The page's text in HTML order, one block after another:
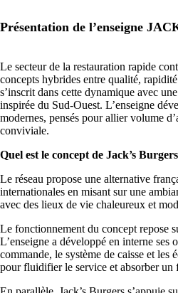
Présentation de l’enseigne
Le secteur de la restauration rapide
concepts hybrides entre qualité,
s’inscrit dans cette dynamique avec
inspirée du Sud-Ouest. L’enseigne
modernes, pensés pour allier volume
conviviale.
Quel est le concept de Jack’s
Le réseau propose une alternative
internationales en misant sur une
avec des lieux de vie chaleureux et
Le fonctionnement du concept repose
L’enseigne a développé en interne ses
commande, le système de caisse et les
pour fluidifier le service et absorber un